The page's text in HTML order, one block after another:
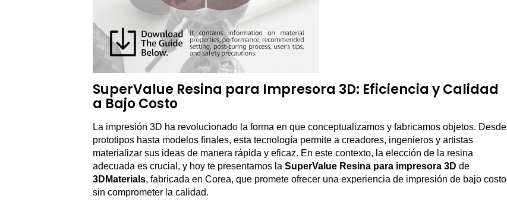
SuperValue Resina para Impresora 3D: Eficiencia y Calidad
a Bajo Costo
La impresión 3D ha revolucionado la forma en que conceptualizamos y fabricamos objetos. Desde
prototipos hasta modelos finales, esta tecnología permite a creadores, ingenieros y artistas
materializar sus ideas de manera rápida y eficaz. En este contexto, la elección de la resina
adecuada es crucial, y hoy te presentamos la SuperValue Resina para impresora 3D de
3DMaterials, fabricada en Corea, que promete ofrecer una experiencia de impresión de bajo costo
sin comprometer la calidad.